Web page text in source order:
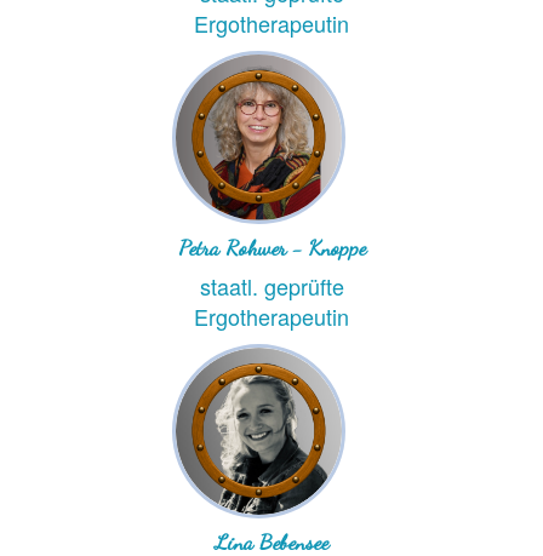
Ergotherapeutin
Petra Rohwer - Knoppe
staatl. geprüfte
Ergotherapeutin
Lina Bebensee